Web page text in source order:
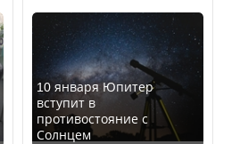
10 января Юпитер
вступит в
противостояние с
Солнцем